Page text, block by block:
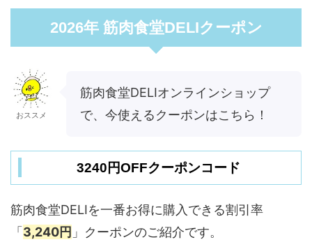
2026年 筋肉食堂DELIクーポン
おススメ
筋肉食堂DELIオンラインショップ
で、今使えるクーポンはこちら！
3240円OFFクーポンコード
筋肉食堂DELIを一番お得に購入できる割引率
「3,240円 」クーポンのご紹介です。